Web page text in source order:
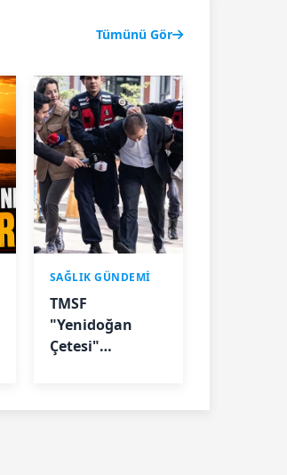
Tümünü Gör
SAĞLIK GÜNDEMİ
TMSF
"Yenidoğan
Çetesi"